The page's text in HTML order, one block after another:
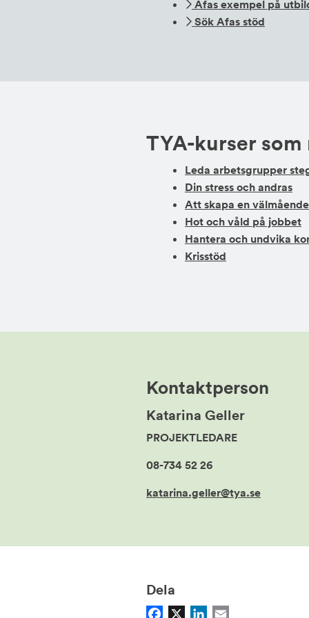
Afas exempel på
Sök Afas stöd
TYA-kurser
Leda arbetsgrupper
Din stress och andras
Att skapa en
Hot och våld på jobbet
Hantera och undvika
Krisstöd
Kontaktperson
Katarina Geller
PROJEKTLEDARE
08-734 52 26
katarina.geller@tya.se
Dela
Facebook LinkedIn